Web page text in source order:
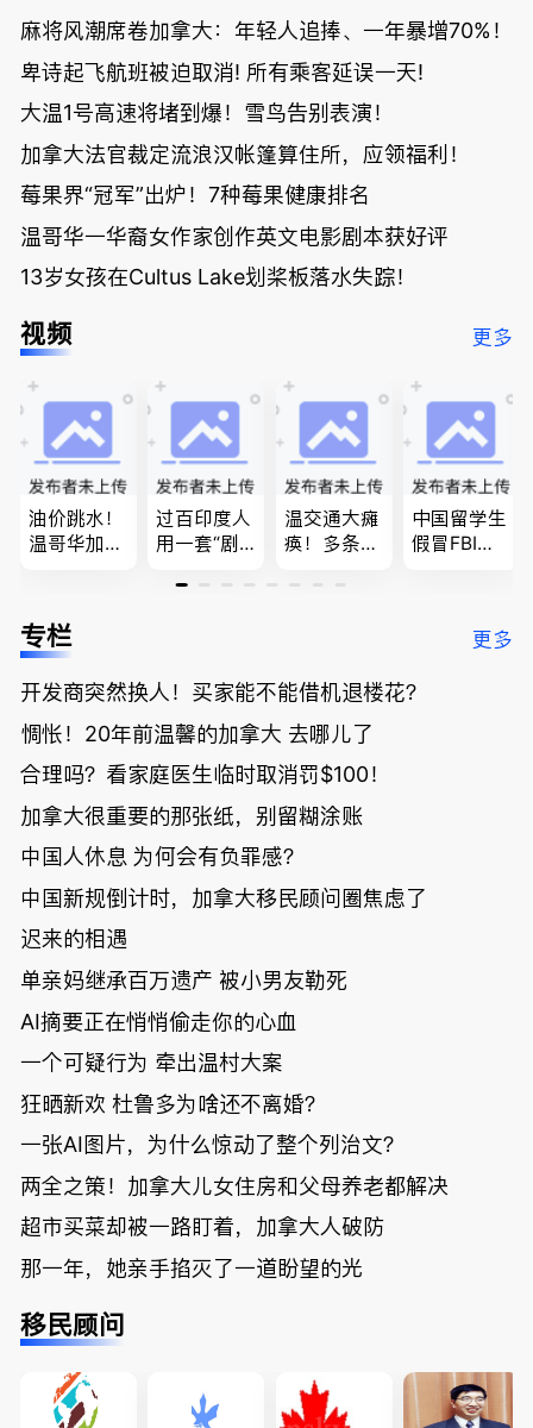
麻将风潮席卷加拿大：年轻人追捧、一年暴增70%！
卑诗起飞航班被迫取消! 所有乘客延误一天!
大温1号高速将堵到爆！雪鸟告别表演！
加拿大法官裁定流浪汉帐篷算住所，应领福利！
莓果界“冠军”出炉！7种莓果健康排名
温哥华一华裔女作家创作英文电影剧本获好评
13岁女孩在Cultus Lake划桨板落水失踪！
视频 更多
油价跳水！
温哥华加油
低；免费狂
送50万磅蔬
温“丑陋土
豆日”冲击
吉尼斯纪
录；惨！留
骗光2万美
元，还被卷
入跨国刑案
账户遭封！
过百印度人
用一套“剧
官：太假
欠款多出$1
9万；突
发！无辜男
孩温哥华市
亡；
温交通大瘫
痪！多条主
底；做顿饭
单；房市崩
盘前兆？加
国租赁市场
恐迎暴跌危
中国留学生
假冒FBI上
夫妻住进殡
专栏 更多
开发商突然换人！买家能不能借机退楼花？
惆怅！20年前温馨的加拿大 去哪儿了
合理吗？看家庭医生临时取消罚$100！
加拿大很重要的那张纸，别留糊涂账
中国人休息 为何会有负罪感？
中国新规倒计时，加拿大移民顾问圈焦虑了
迟来的相遇
单亲妈继承百万遗产 被小男友勒死
AI摘要正在悄悄偷走你的心血
一个可疑行为 牵出温村大案
狂晒新欢 杜鲁多为啥还不离婚？
一张AI图片，为什么惊动了整个列治文？
两全之策！加拿大儿女住房和父母养老都解决
超市买菜却被一路盯着，加拿大人破防
那一年，她亲手掐灭了一道盼望的光
移民顾问